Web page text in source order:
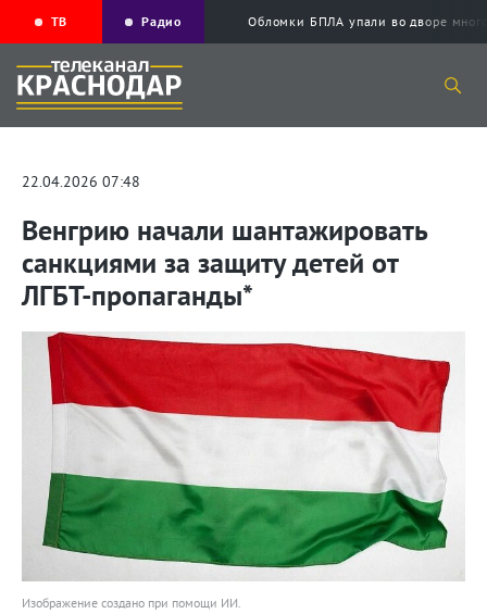
ТВ Радио Обломки БПЛА упали во дворе
22.04.2026 07:48
Венгрию начали шантажировать
санкциями за защиту детей от
ЛГБТ-пропаганды*
Изображение создано при помощи ИИ.